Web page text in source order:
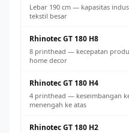
Lebar 190 cm — kapasitas
tekstil besar
Rhinotec GT 180 H8
8 printhead — kecepatan
home decor
Rhinotec GT 180 H4
4 printhead — keseimbangan
menengah ke atas
Rhinotec GT 180 H2